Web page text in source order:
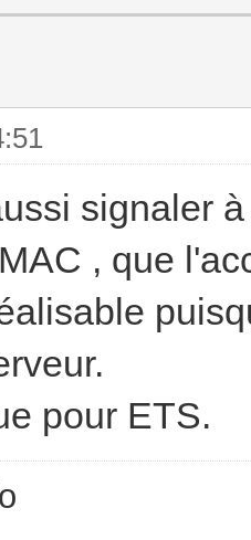
signaler
, que
pour ETS.